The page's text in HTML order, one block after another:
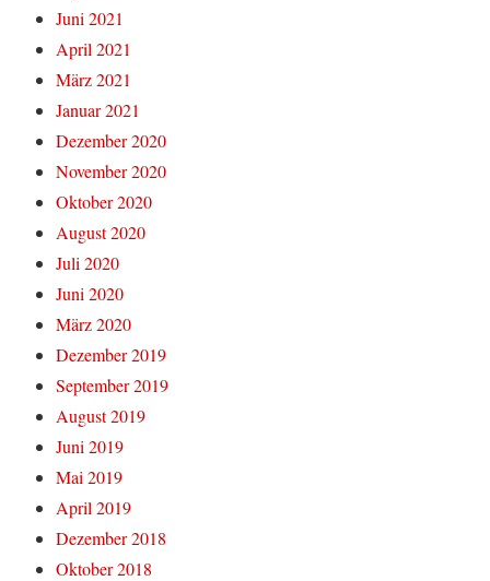
Juni 2021
April 2021
März 2021
Januar 2021
Dezember 2020
November 2020
Oktober 2020
August 2020
Juli 2020
Juni 2020
März 2020
Dezember 2019
September 2019
August 2019
Juni 2019
Mai 2019
April 2019
Dezember 2018
Oktober 2018